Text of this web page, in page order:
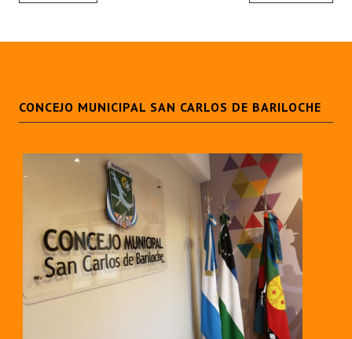
CONCEJO MUNICIPAL SAN CARLOS DE BARILOCHE